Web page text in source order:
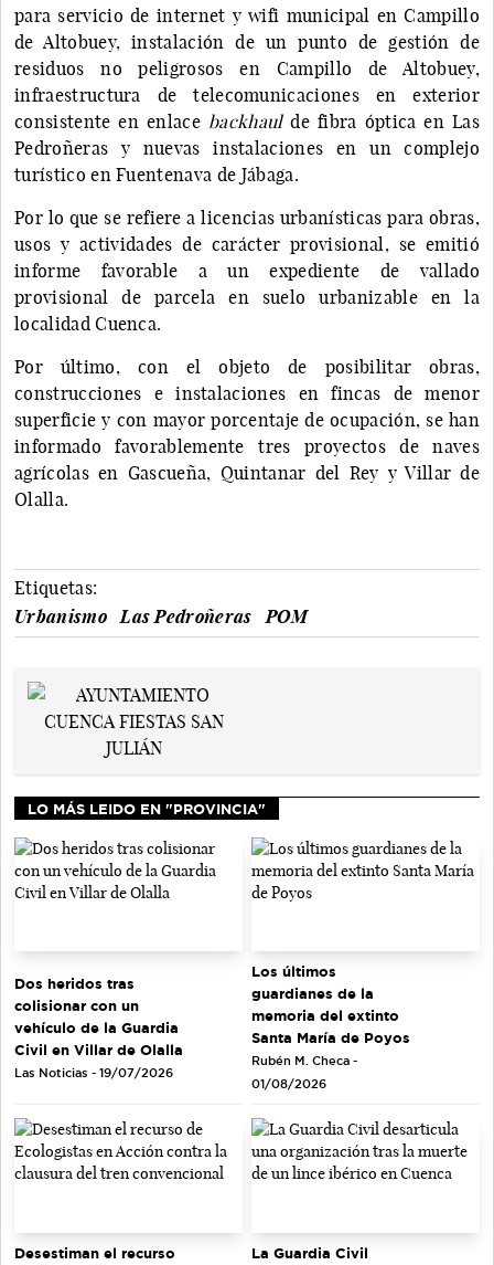
para servicio de internet y wifi municipal en Campillo
de Altobuey, instalación de un punto de gestión de
residuos no peligrosos en Campillo de Altobuey,
infraestructura de telecomunicaciones en exterior
consistente en enlace backhaulde fibra óptica en Las
Pedroñeras y nuevas instalaciones en un complejo
turístico en Fuentenava de Jábaga.
Por lo que se refiere a licencias urbanísticas para obras,
usos y actividades de carácter provisional, se emitió
informe favorable a un expediente de vallado
provisional de parcela en suelo urbanizable en la
localidad Cuenca.
Por último, con el objeto de posibilitar obras,
construcciones e instalaciones en fincas de menor
superficie y con mayor porcentaje de ocupación, se han
informado favorablemente tres proyectos de naves
agrícolas en Gascueña, Quintanar del Rey y Villar de
Olalla.
Etiquetas:
Urbanismo
Las Pedroñeras POM
LO MÁS LEIDO EN "PROVINCIA"
Dos heridos tras
colisionar con un
vehículo de la Guardia
Civil en Villar de Olalla
Las Noticias - 19/07/2026
Los últimos
guardianes de la
memoria del extinto
Santa María de Poyos
Rubén M. Checa -
01/08/2026
Desestiman el recurso
La Guardia Civil